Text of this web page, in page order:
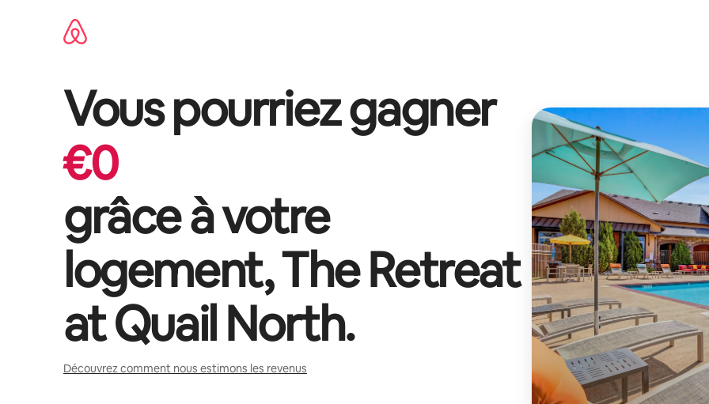
Vous pourriez gagner
€0
grâce à votre
logement,The Retreat
at Quail North.
Découvrez comment nous estimons les revenus